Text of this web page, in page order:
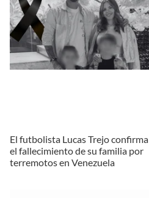
El futbolista Lucas Trejo confirma
el fallecimiento de su familia por
terremotos en Venezuela